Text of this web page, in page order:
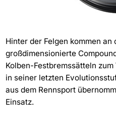
Hinter der Felgen kommen an
großdimensionierte
Kolben-Festbremssätteln
in seiner letzten
aus dem Rennsport
Einsatz.